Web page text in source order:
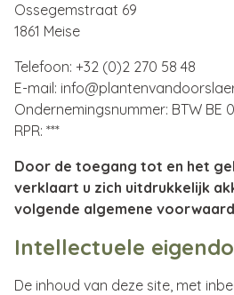
Ossegemstraat 69
1861 Meise
Telefoon: +32 (0)2 270 58 48
E-mail:
Ondernemingsnummer: BTW BE
RPR: ***
Door de toegang tot en het
verklaart u zich uitdrukkelijk
volgende algemene
Intellectuele
De inhoud van deze site, met